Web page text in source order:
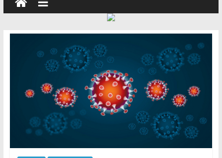
459 करोड़ से एचएनबी गढ़वाल विश्वविद्यालय में अनुसंधान संरचना होगी सुदृढ,उच्च
शिक्षा मंत्री धन सिंह रावत ने नवनियुक्त केन्द्रीय शिक्षा मंत्री से की मुलाकात